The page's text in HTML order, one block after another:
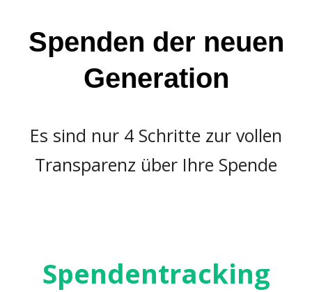
Spenden der neuen
Generation
Es sind nur 4 Schritte zur vollen
Transparenz über Ihre Spende
Spendentracking